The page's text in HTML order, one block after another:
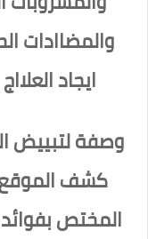
والمضاادات
ايجاد
وصفة لتبييض
المختص بفوائد